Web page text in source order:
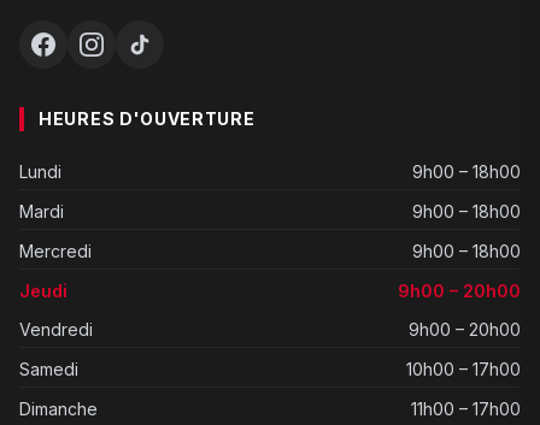
HEURES D'OUVERTURE
Lundi
9h00 – 18h00
Mardi
9h00 – 18h00
Mercredi
9h00 – 18h00
Jeudi
9h00 – 20h00
Vendredi
9h00 – 20h00
Samedi
10h00 – 17h00
Dimanche
11h00 – 17h00